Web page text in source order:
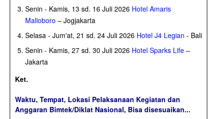
Senin - Kamis, 13 sd. 16 Juli 2026 Hotel Amaris
Malioboro – Jogjakarta
Selasa - Jum'at, 21 sd. 24 Juli 2026 Hotel J4 Legian - Bali
Senin - Kamis, 27 sd. 30 Juli 2026 Hotel Sparks Life –
Jakarta
Ket.
Waktu, Tempat, Lokasi Pelaksanaan Kegiatan dan
Anggaran Bimtek/Diklat Nasional, Bisa disesuaikan...